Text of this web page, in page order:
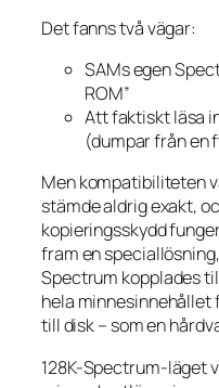
Det fanns två vägar:
SAMs egen
ROM”
Att faktiskt läsa
(dumpar från en
Men kompatibiliteten
stämde aldrig exakt,
kopieringsskydd
fram en speciallösning,
Spectrum kopplades
hela minnesinnehållet
till disk – som en
128K-Spectrum-läget